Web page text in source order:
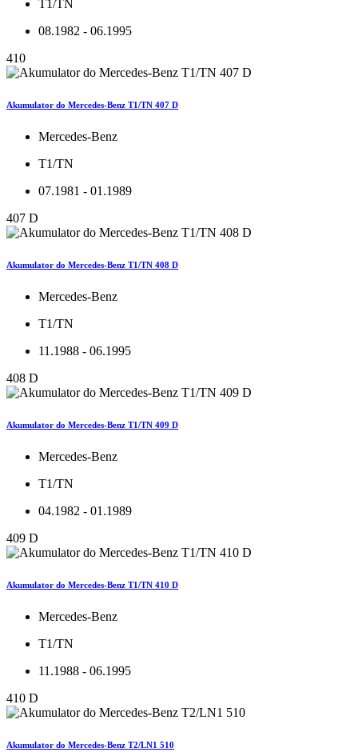
T1/TN
08.1982 - 06.1995
410
Akumulator do Mercedes-Benz T1/TN 407 D
Mercedes-Benz
T1/TN
07.1981 - 01.1989
407 D
Akumulator do Mercedes-Benz T1/TN 408 D
Mercedes-Benz
T1/TN
11.1988 - 06.1995
408 D
Akumulator do Mercedes-Benz T1/TN 409 D
Mercedes-Benz
T1/TN
04.1982 - 01.1989
409 D
Akumulator do Mercedes-Benz T1/TN 410 D
Mercedes-Benz
T1/TN
11.1988 - 06.1995
410 D
Akumulator do Mercedes-Benz T2/LN1 510